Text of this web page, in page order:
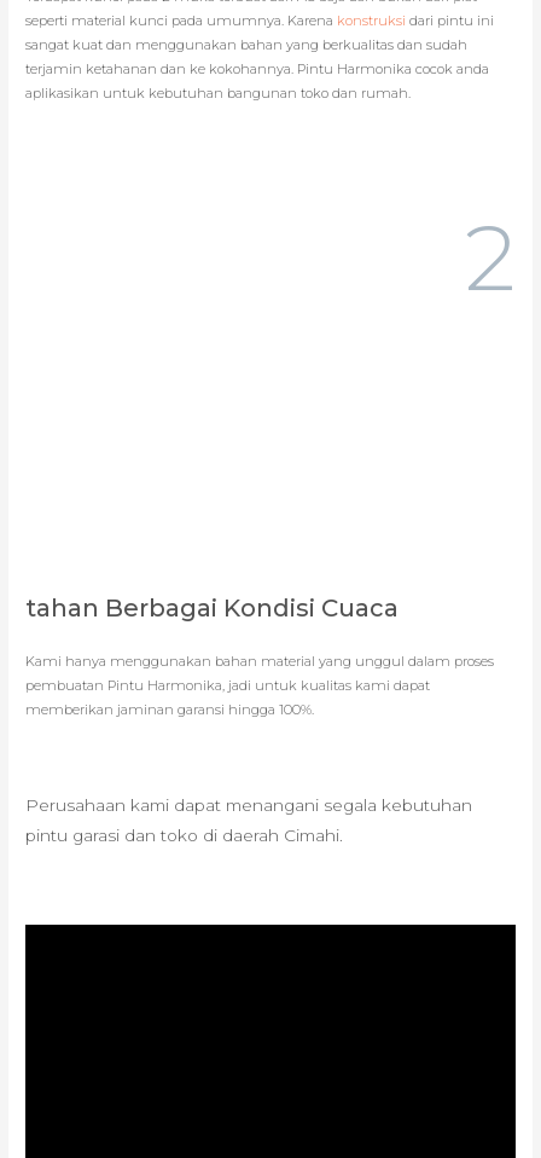
seperti material kunci pada umumnya. Karena konstruksi dari pintu ini
sangat kuat dan menggunakan bahan yang berkualitas dan sudah
terjamin ketahanan dan ke kokohannya. Pintu Harmonika cocok anda
aplikasikan untuk kebutuhan bangunan toko dan rumah.
2
tahan Berbagai Kondisi Cuaca
Kami hanya menggunakan bahan material yang unggul dalam proses
pembuatan Pintu Harmonika, jadi untuk kualitas kami dapat
memberikan jaminan garansi hingga 100%.
Perusahaan kami dapat menangani segala kebutuhan
pintu garasi dan toko di daerah Cimahi.